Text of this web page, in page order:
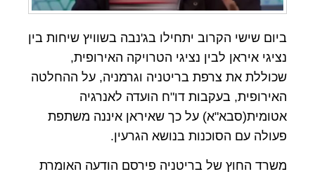
ביום שישי הקרוב יתחילו בג'נבה בשוויץ שיחות בין
נציגי איראן לבין נציגי הטרויקה האירופית,
שכוללת את צרפת בריטניה וגרמניה, על ההחלטה
האירופית, בעקבות דו"ח הועדה לאנרגיה
אטומית(סבא"א) על כך שאיראן איננה משתפת
פעולה עם הסוכנות בנושא הגרעין.
משרד החוץ של בריטניה פירסם הודעה האומרת